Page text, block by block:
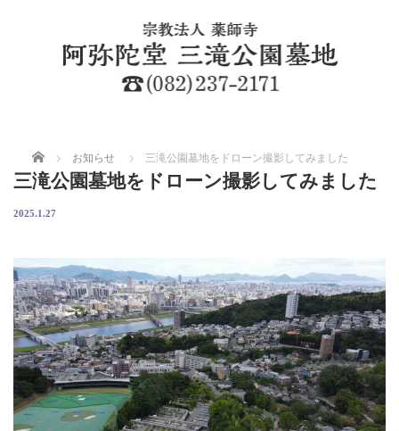
ホーム お知らせ 三滝公園墓地をドローン撮影してみました
三滝公園墓地をドローン撮影してみました
2025.1.27